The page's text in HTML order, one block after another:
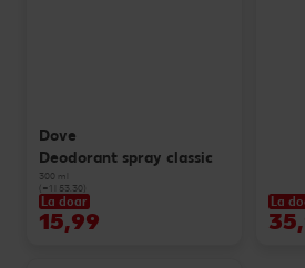
Dove
Deodorant spray classic
300 ml
(=1 l 53.30)
La doar
15,99
La